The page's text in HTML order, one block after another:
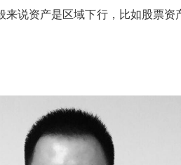
说资产是区域下行，比如股票资